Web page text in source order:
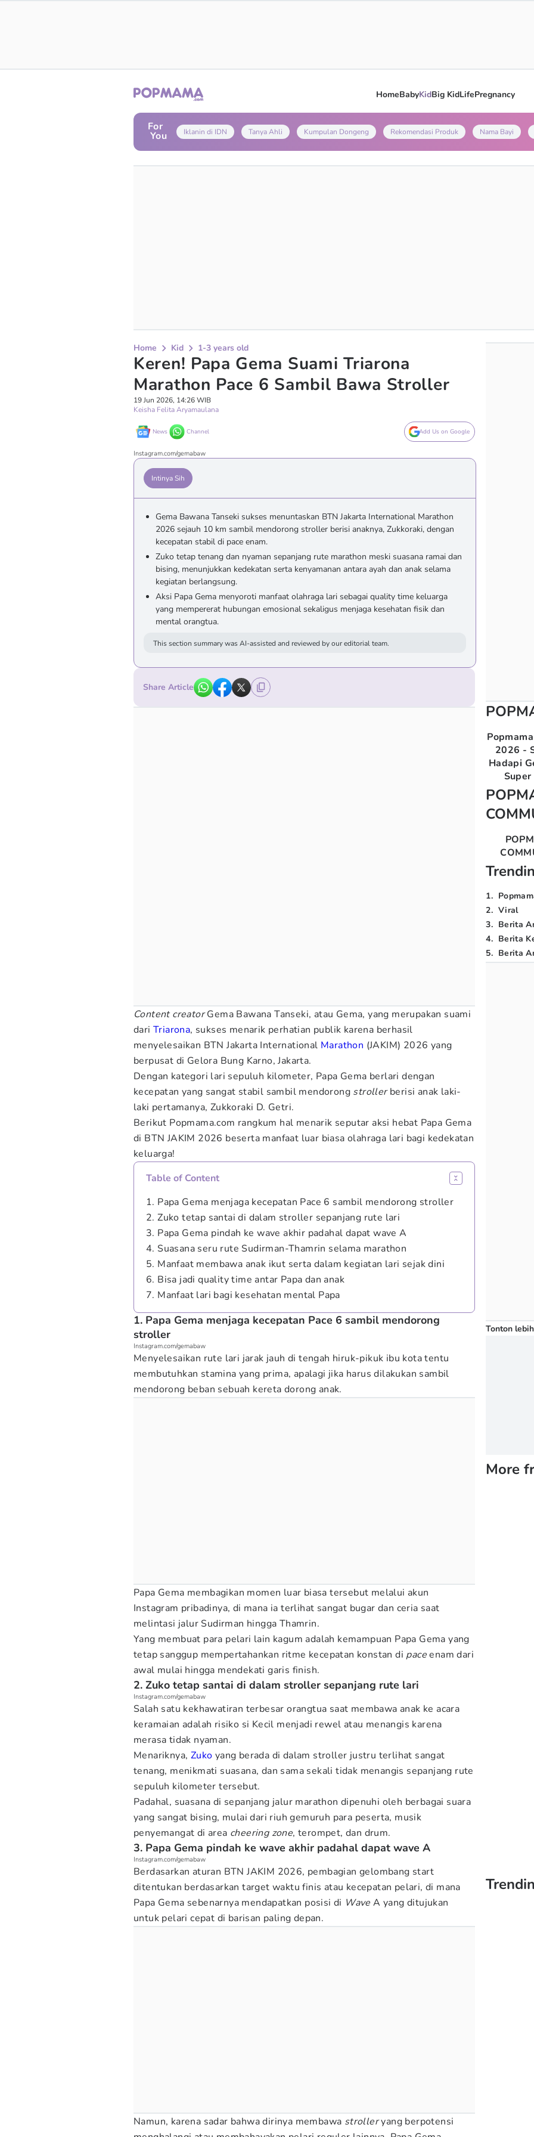
HomeBabyKidBig KidLifePregnancy
For
You Iklanin di IDN Tanya Ahli Kumpulan Dongeng Rekomendasi Produk Nama Bayi
Home Kid 1-3 years old
Keren! Papa Gema Suami Triarona
Marathon Pace 6 Sambil Bawa Stroller
19 Jun 2026, 14:26 WIB
Keisha Felita Aryamaulana
News Channel Add Us on Google
Instagram.com/gemabaw
Intinya Sih
Gema Bawana Tanseki sukses menuntaskan BTN Jakarta International Marathon
2026 sejauh 10 km sambil mendorong stroller berisi anaknya, Zukkoraki, dengan
kecepatan stabil di pace enam.
Zuko tetap tenang dan nyaman sepanjang rute marathon meski suasana ramai dan
bising, menunjukkan kedekatan serta kenyamanan antara ayah dan anak selama
kegiatan berlangsung.
Aksi Papa Gema menyoroti manfaat olahraga lari sebagai quality time keluarga
yang mempererat hubungan emosional sekaligus menjaga kesehatan fisik dan
mental orangtua.
This section summary was AI-assisted and reviewed by our editorial team.
Share Article
Content creatorGema Bawana Tanseki, atau Gema, yang merupakan suami
dari Triarona, sukses menarik perhatian publik karena berhasil
menyelesaikan BTN Jakarta International Marathon (JAKIM) 2026 yang
berpusat di Gelora Bung Karno, Jakarta.
Dengan kategori lari sepuluh kilometer, Papa Gema berlari dengan
kecepatan yang sangat stabil sambil mendorong strollerberisi anak laki-
laki pertamanya, Zukkoraki D. Getri.
Berikut Popmama.com rangkum hal menarik seputar aksi hebat Papa Gema
di BTN JAKIM 2026 beserta manfaat luar biasa olahraga lari bagi kedekatan
keluarga!
Table of Content
1. Papa Gema menjaga kecepatan Pace 6 sambil mendorong stroller
2. Zuko tetap santai di dalam stroller sepanjang rute lari
3. Papa Gema pindah ke wave akhir padahal dapat wave A
4. Suasana seru rute Sudirman-Thamrin selama marathon
5. Manfaat membawa anak ikut serta dalam kegiatan lari sejak dini
6. Bisa jadi quality time antar Papa dan anak
7. Manfaat lari bagi kesehatan mental Papa
1. Papa Gema menjaga kecepatan Pace 6 sambil mendorong
stroller
Instagram.com/gemabaw
Menyelesaikan rute lari jarak jauh di tengah hiruk-pikuk ibu kota tentu
membutuhkan stamina yang prima, apalagi jika harus dilakukan sambil
mendorong beban sebuah kereta dorong anak.
Papa Gema membagikan momen luar biasa tersebut melalui akun
Instagram pribadinya, di mana ia terlihat sangat bugar dan ceria saat
melintasi jalur Sudirman hingga Thamrin.
Yang membuat para pelari lain kagum adalah kemampuan Papa Gema yang
tetap sanggup mempertahankan ritme kecepatan konstan di paceenam dari
awal mulai hingga mendekati garis finish.
2. Zuko tetap santai di dalam stroller sepanjang rute lari
Instagram.com/gemabaw
Salah satu kekhawatiran terbesar orangtua saat membawa anak ke acara
keramaian adalah risiko si Kecil menjadi rewel atau menangis karena
merasa tidak nyaman.
Menariknya, Zuko yang berada di dalam stroller justru terlihat sangat
tenang, menikmati suasana, dan sama sekali tidak menangis sepanjang rute
sepuluh kilometer tersebut.
Padahal, suasana di sepanjang jalur marathon dipenuhi oleh berbagai suara
yang sangat bising, mulai dari riuh gemuruh para peserta, musik
penyemangat di area cheering zone, terompet, dan drum.
3. Papa Gema pindah ke wave akhir padahal dapat wave A
Instagram.com/gemabaw
Berdasarkan aturan BTN JAKIM 2026, pembagian gelombang start
ditentukan berdasarkan target waktu finis atau kecepatan pelari, di mana
Papa Gema sebenarnya mendapatkan posisi di Wave A yang ditujukan
untuk pelari cepat di barisan paling depan.
Namun, karena sadar bahwa dirinya membawa strolleryang berpotensi
2026 -
Hadapi
1.
2. Viral
3. Berita
4. Berita
5. Berita
Tonton
More